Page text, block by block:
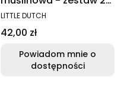
szt. Pure Blossom
PRODUCENT
LITTLE DUTCH
Cena
42,00 zł
Powiadom mnie o
dostępności